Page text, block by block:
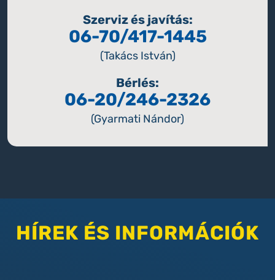
Szerviz és javítás:
06-70/417-1445
(Takács István)
Bérlés:
06-20/246-2326
(Gyarmati Nándor)
HÍREK ÉS INFORMÁCIÓK